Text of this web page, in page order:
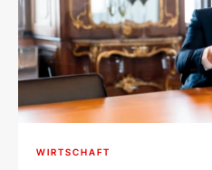
WIRTSCHAFT